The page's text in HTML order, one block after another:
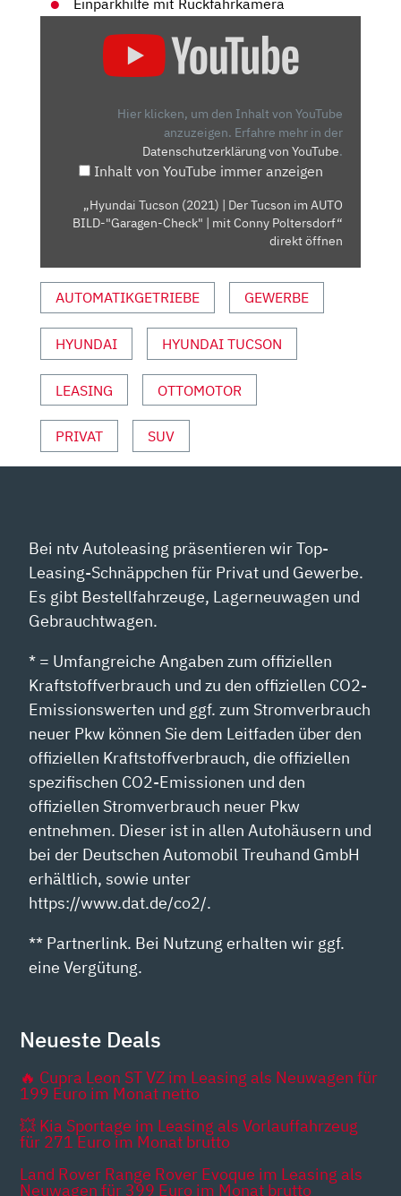
"GARAGEN-
CHECK"
CONNY
POLTERSDORF“
VON
YOUTUBE
Hier klicken, um den Inhalt von YouTube
anzuzeigen. Erfahre mehr in der
Datenschutzerklärung von YouTube.
Inhalt von YouTube immer anzeigen
„Hyundai Tucson (2021) | Der Tucson im AUTO
BILD-"Garagen-Check" | mit Conny Poltersdorf“
direkt öffnen
AUTOMATIKGETRIEBE GEWERBE
HYUNDAI HYUNDAI TUCSON
LEASING OTTOMOTOR
PRIVAT SUV
Bei ntv Autoleasing präsentieren wir Top-
Leasing-Schnäppchen für Privat und Gewerbe.
Es gibt Bestellfahrzeuge, Lagerneuwagen und
Gebrauchtwagen.
* = Umfangreiche Angaben zum offiziellen
Kraftstoffverbrauch und zu den offiziellen CO2-
Emissionswerten und ggf. zum Stromverbrauch
neuer Pkw können Sie dem Leitfaden über den
offiziellen Kraftstoffverbrauch, die offiziellen
spezifischen CO2-Emissionen und den
offiziellen Stromverbrauch neuer Pkw
entnehmen. Dieser ist in allen Autohäusern und
bei der Deutschen Automobil Treuhand GmbH
erhältlich, sowie unter
https://www.dat.de/co2/.
** Partnerlink. Bei Nutzung erhalten wir ggf.
eine Vergütung.
Neueste Deals
🔥 Cupra Leon ST VZ im Leasing als Neuwagen für
199 Euro im Monat netto
💥 Kia Sportage im Leasing als Vorlauffahrzeug
für 271 Euro im Monat brutto
Land Rover Range Rover Evoque im Leasing als
Neuwagen für 399 Euro im Monat brutto